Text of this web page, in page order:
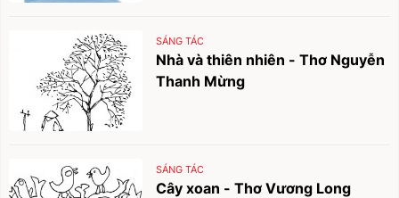
SÁNG TÁC
Nhà và thiên nhiên - Thơ Nguyễn
Thanh Mừng
SÁNG TÁC
Cây xoan - Thơ Vương Long